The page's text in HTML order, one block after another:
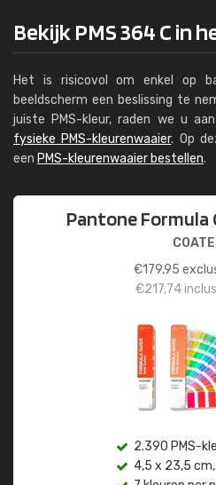
Bekijk PMS 364 C in
Het is risicovol om enkel op
beeldscherm een beslissing te
juiste PMS-kleur, raden we u
fysieke PMS-kleurenwaaier. Op
een PMS-kleurenwaaier bestellen.
Pantone Formula
€179,95
€217,74
2.390 PMS-
4,5 x 23,5